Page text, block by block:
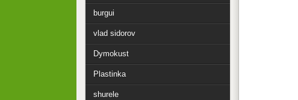
burgui
vlad sidorov
Dymokust
Plastinka
shurele